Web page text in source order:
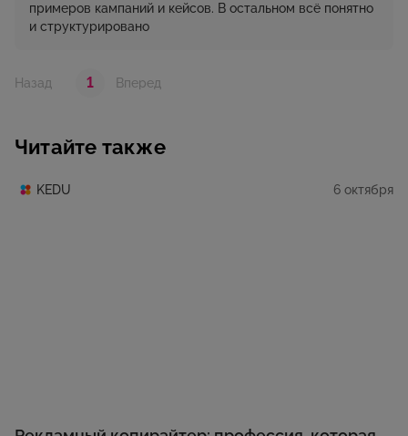
примеров кампаний и кейсов. В остальном всё понятно
и структурировано
Назад 1 Вперед
Читайте также
KEDU 6 октября